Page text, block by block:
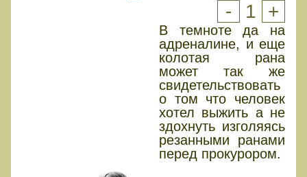
- 1 +
В темноте да на
адреналине, и еще
колотая рана
может так же
свидетельствовать
о том что человек
хотел выжить а не
здохнуть изголяясь
резанными ранами
перед прокурором.